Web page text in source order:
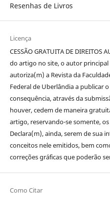
Resenhas de Livros
Licença
CESSÃO GRATUITA DE
do artigo no site, o autor
autoriza(m) a Revista da
Federal de Uberlândia a publicar
consequência, através da
houver, cedem de maneira
artigo, reservando-se somente,
Declara(m), ainda, serem de sua
conceitos nele emitidos, bem
correções gráficas que poderão
Como Citar